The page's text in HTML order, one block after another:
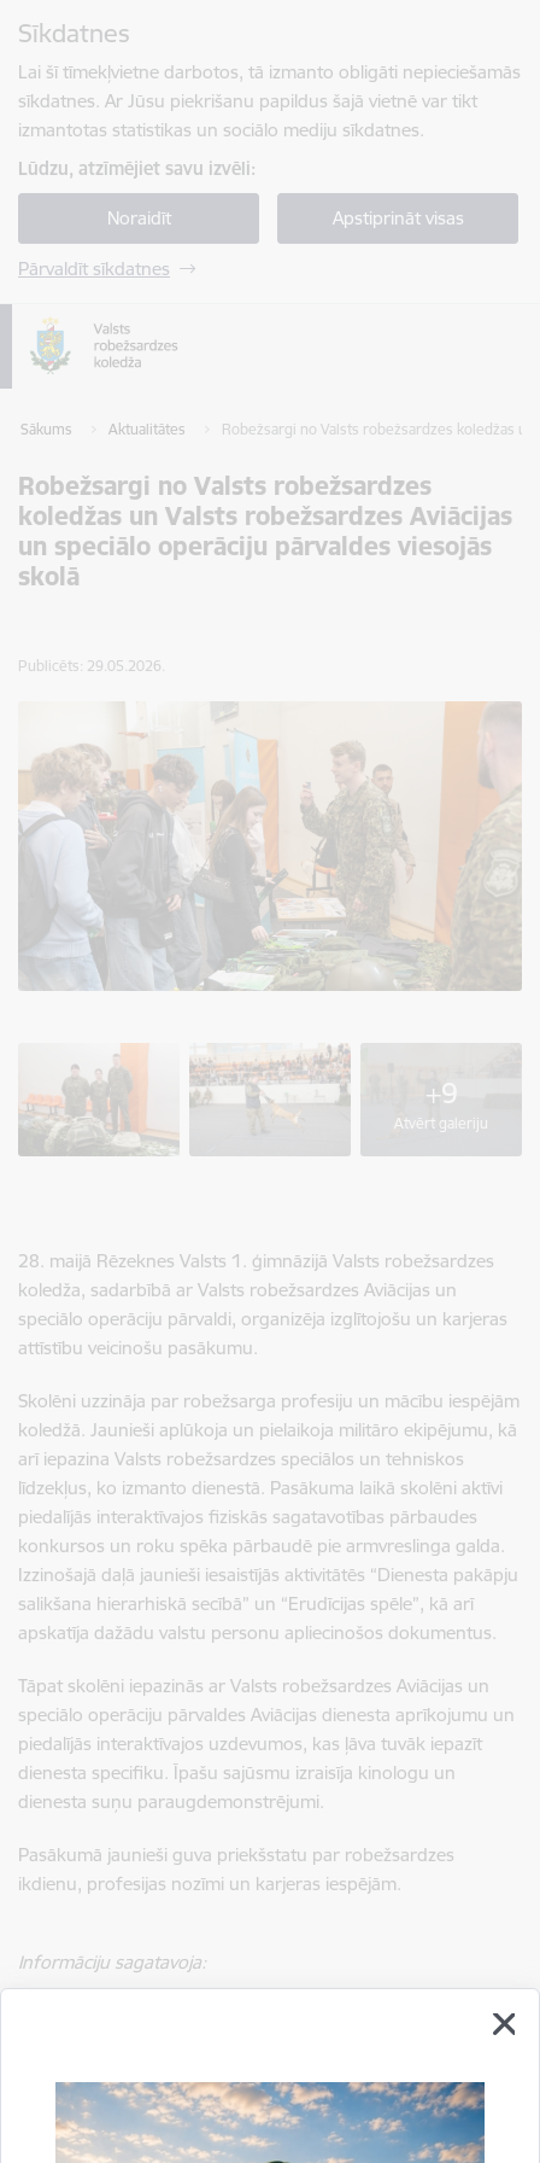
Sīkdatnes
Lai šī tīmekļvietne darbotos, tā izmanto obligāti nepieciešamās
sīkdatnes. Ar Jūsu piekrišanu papildus šajā vietnē var tikt
izmantotas statistikas un sociālo mediju sīkdatnes.
Lūdzu, atzīmējiet savu izvēli:
Noraidīt Apstiprināt visas
Pārvaldīt sīkdatnes
Sākums Aktualitātes Robežsargi no Valsts robežsardzes koledžas
Robežsargi no Valsts robežsardzes
koledžas un Valsts robežsardzes Aviācijas
un speciālo operāciju pārvaldes viesojās
skolā
Publicēts: 29.05.2026.
+9
Atvērt galeriju
28. maijā Rēzeknes Valsts 1. ģimnāzijā Valsts robežsardzes
koledža, sadarbībā ar Valsts robežsardzes Aviācijas un
speciālo operāciju pārvaldi, organizēja izglītojošu un karjeras
attīstību veicinošu pasākumu.
Skolēni uzzināja par robežsarga profesiju un mācību iespējām
koledžā. Jaunieši aplūkoja un pielaikoja militāro ekipējumu, kā
arī iepazina Valsts robežsardzes speciālos un tehniskos
līdzekļus, ko izmanto dienestā. Pasākuma laikā skolēni aktīvi
piedalījās interaktīvajos fiziskās sagatavotības pārbaudes
konkursos un roku spēka pārbaudē pie armvreslinga galda.
Izzinošajā daļā jaunieši iesaistījās aktivitātēs “Dienesta pakāpju
salikšana hierarhiskā secībā” un “Erudīcijas spēle”, kā arī
apskatīja dažādu valstu personu apliecinošos dokumentus.
Tāpat skolēni iepazinās ar Valsts robežsardzes Aviācijas un
speciālo operāciju pārvaldes Aviācijas dienesta aprīkojumu un
piedalījās interaktīvajos uzdevumos, kas ļāva tuvāk iepazīt
dienesta specifiku. Īpašu sajūsmu izraisīja kinologu un
dienesta suņu paraugdemonstrējumi.
Pasākumā jaunieši guva priekšstatu par robežsardzes
ikdienu, profesijas nozīmi un karjeras iespējām.
Informāciju sagatavoja:
Laura Puriņa
sabiedrisko attiecību speciāliste